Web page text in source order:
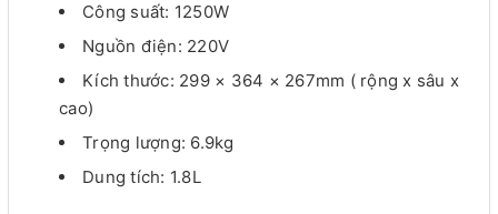
Công suất: 1250W
Nguồn điện: 220V
Kích thước: 299 ​× 364 × 267mm ( rộng x sâu x
cao)
Trọng lượng: 6.9kg
Dung tích: 1.8L